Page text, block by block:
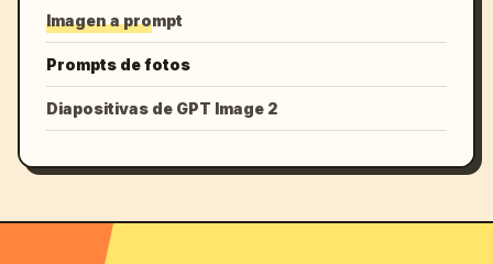
Imagen a prompt
Prompts de fotos
Diapositivas de GPT Image 2